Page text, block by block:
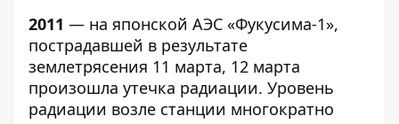
2011 — на японской АЭС «Фукусима-1»,
пострадавшей в результате
землетрясения 11 марта, 12 марта
произошла утечка радиации. Уровень
радиации возле станции многократно